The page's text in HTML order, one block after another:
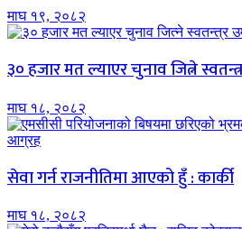
माघ १९, २०८२
३० हजार मत ल्याएर चुनाव जित्ने
माघ १८, २०८२
सेवा गर्न राजनीतिमा आएको हुँ : कार्की
माघ १८, २०८२